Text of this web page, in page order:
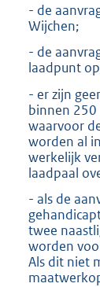
- de
Wijchen;
- de
laadpunt
- er zijn
binnen
waarvoor
worden al
werkelijk
laadpaal
- als de
twee
worden
Als dit niet